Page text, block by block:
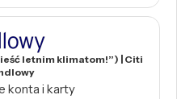
letnim klimatom!”) | Citi
konta i karty